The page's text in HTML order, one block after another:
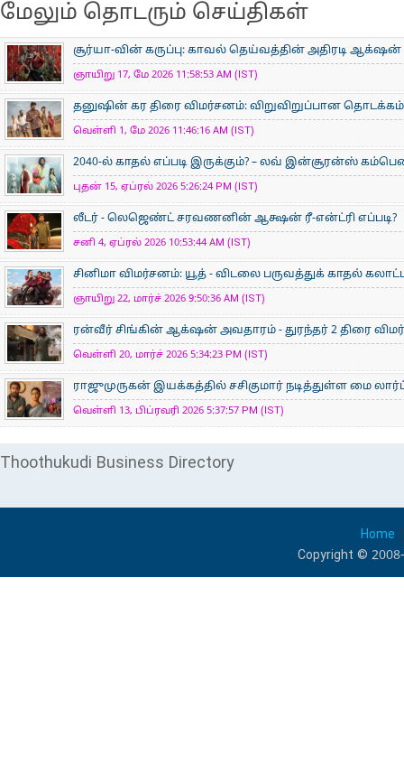
மேலும் தொடரும் செய்திகள்
சூர்யா-வின் கருப்பு: காவல் தெய்வத்தின் அதிரடி ஆக்‌ஷன்
ஞாயிறு 17, மே 2026 11:58:53 AM (IST)
தனுஷின் கர திரை விமர்சனம்: விறுவிறுப்பான
வெள்ளி 1, மே 2026 11:46:16 AM (IST)
2040-ல் காதல் எப்படி இருக்கும்? – லவ் இன்சூரன்ஸ்
புதன் 15, ஏப்ரல் 2026 5:26:24 PM (IST)
லீடர் - லெஜெண்ட் சரவணனின் ஆக்ஷன் ரீ-என்ட்ரி எப்படி?
சனி 4, ஏப்ரல் 2026 10:53:44 AM (IST)
சினிமா விமர்சனம்: யூத் - விடலை பருவத்துக் காதல்
ஞாயிறு 22, மார்ச் 2026 9:50:36 AM (IST)
ரன்வீர் சிங்கின் ஆக்‌ஷன் அவதாரம் - துரந்தர் 2 திரை
வெள்ளி 20, மார்ச் 2026 5:34:23 PM (IST)
ராஜுமுருகன் இயக்கத்தில் சசிகுமார் நடித்துள்ள மை
வெள்ளி 13, பிப்ரவரி 2026 5:37:57 PM (IST)
Thoothukudi Business Directory
Home
Copyright ©